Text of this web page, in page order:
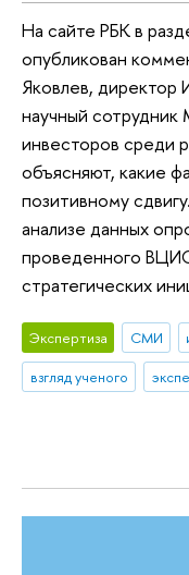
На сайте РБК в
опубликован
Яковлев,
научный
инвесторов среди
объясняют, какие
позитивному
анализе данных
проведенного
стратегических
Экспертиза СМИ
взгляд ученого